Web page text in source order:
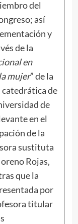
del
así
y
de la
en
mujer” de la
de
de
en el
de la
sustituta
Rojas,
que la
por
titular